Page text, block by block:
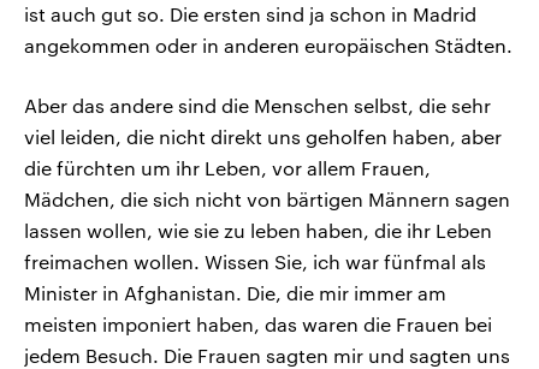
ist auch gut so. Die ersten sind ja schon in Madrid
angekommen oder in anderen europäischen Städten.
Aber das andere sind die Menschen selbst, die sehr
viel leiden, die nicht direkt uns geholfen haben, aber
die fürchten um ihr Leben, vor allem Frauen,
Mädchen, die sich nicht von bärtigen Männern sagen
lassen wollen, wie sie zu leben haben, die ihr Leben
freimachen wollen. Wissen Sie, ich war fünfmal als
Minister in Afghanistan. Die, die mir immer am
meisten imponiert haben, das waren die Frauen bei
jedem Besuch. Die Frauen sagten mir und sagten uns